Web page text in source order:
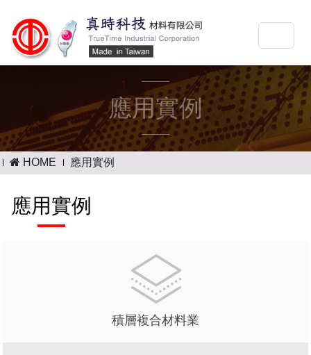
應用實例
HOME 應用實例
應用實例
積層複合材料業